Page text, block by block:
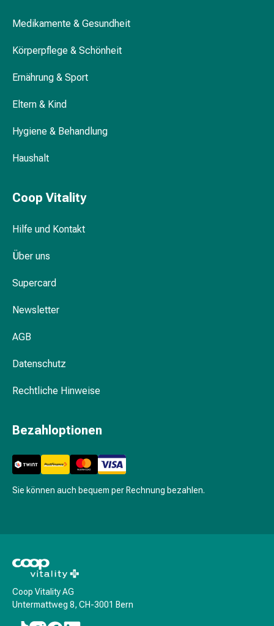
Aphten
und
Haar-
Kopfläuse
&
Gesichtspflege
Augenpflege
Pflegemasken
Gesichtsöl
&
Für
Haare
Kämme
Tönungen
&
Haferflocken für langanhaltende Energie
Bircher Müesli: Die Schweizer Tradition
Medikamente & Gesundheit
Körperpflege & Schönheit
Ernährung & Sport
Eltern & Kind
Hygiene & Behandlung
Haushalt
Coop Vitality
Hilfe und Kontakt
Über uns
Supercard
Newsletter
AGB
Datenschutz
Rechtliche Hinweise
Bezahloptionen
Sie können auch bequem per Rechnung bezahlen.
Coop Vitality AG
Untermattweg 8, CH-3001 Bern